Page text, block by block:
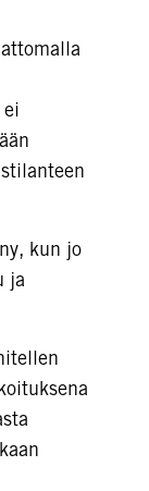
kun jo
ja